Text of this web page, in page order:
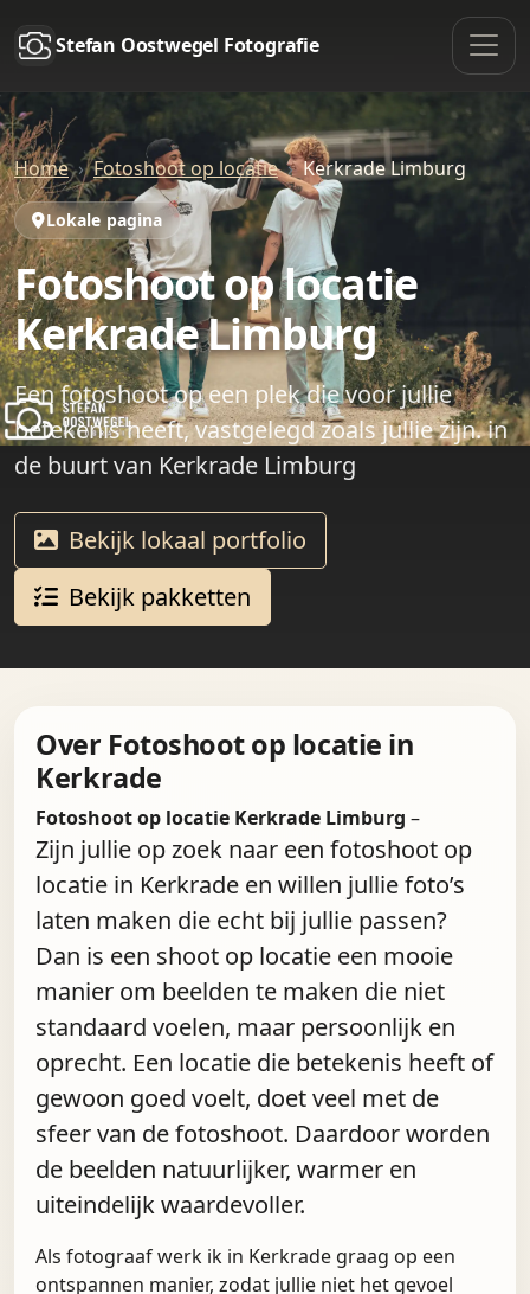
Stefan Oostwegel Fotografie
Home Fotoshoot op locatie Kerkrade Limburg
Lokale pagina
Fotoshoot op locatie
Kerkrade Limburg
Een fotoshoot op een plek die voor jullie
betekenis heeft, vastgelegd zoals jullie zijn. in
de buurt van Kerkrade Limburg
Bekijk lokaal portfolio
Bekijk pakketten
Over Fotoshoot op locatie in
Kerkrade
Fotoshoot op locatie Kerkrade Limburg –
Zijn jullie op zoek naar een fotoshoot op
locatie in Kerkrade en willen jullie foto’s
laten maken die echt bij jullie passen?
Dan is een shoot op locatie een mooie
manier om beelden te maken die niet
standaard voelen, maar persoonlijk en
oprecht. Een locatie die betekenis heeft of
gewoon goed voelt, doet veel met de
sfeer van de fotoshoot. Daardoor worden
de beelden natuurlijker, warmer en
uiteindelijk waardevoller.
Als fotograaf werk ik in Kerkrade graag op een
ontspannen manier, zodat jullie niet het gevoel